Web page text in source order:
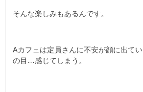
そんな楽しみもあるんです。
Aカフェは定員さんに不安が顔に出て
の目…感じてしまう。